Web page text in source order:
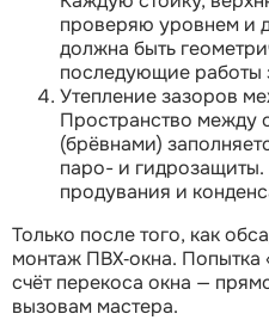
проверяю уровнем и
должна быть
последующие работы
Утепление зазоров
Пространство между
(брёвнами)
паро- и
продувания и
Только после того, как
монтаж ПВХ‑окна. Попытка
счёт перекоса окна —
вызовам мастера.